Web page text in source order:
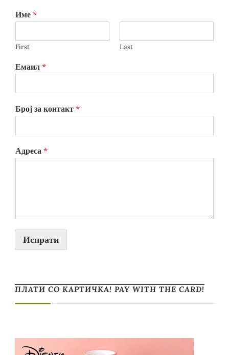
Име *
First Last
Емаил *
Број за контакт *
Адреса *
Испрати
ПЛАТИ СО КАРТИЧКА! PAY WITH THE CARD!